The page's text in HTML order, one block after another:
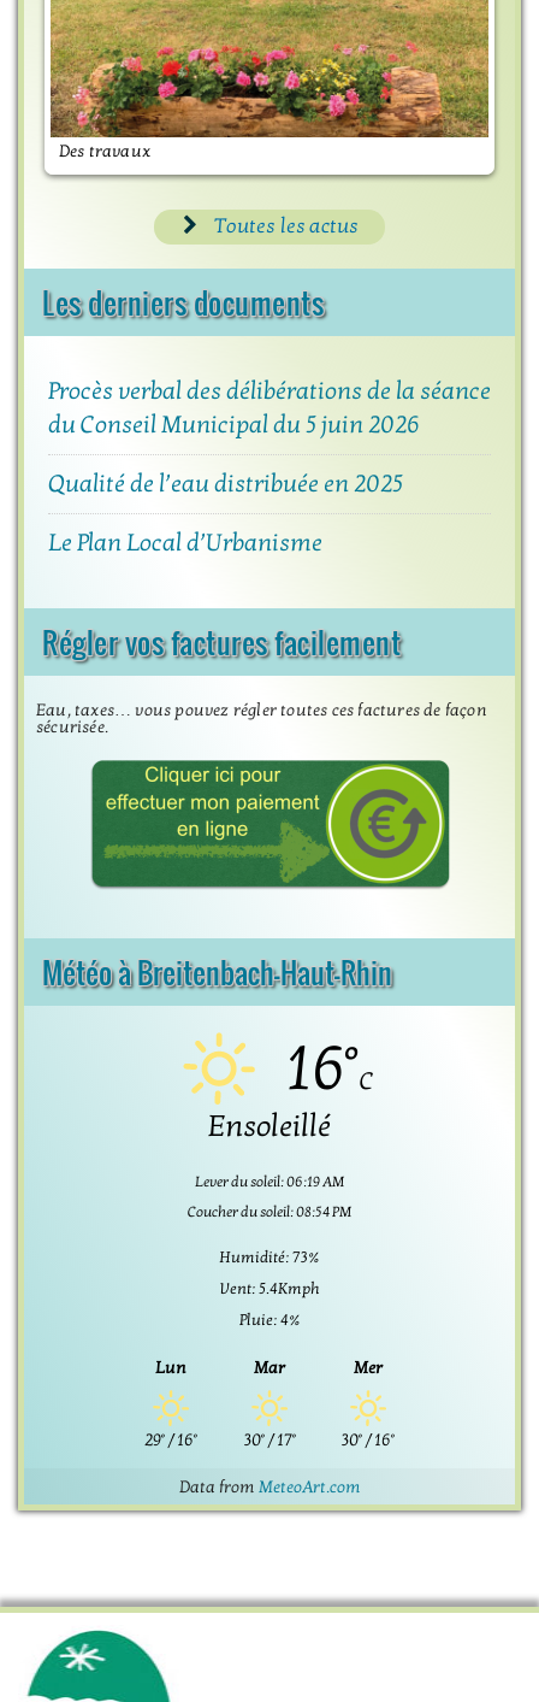
Des travaux
Toutes les actus
Les derniers documents
Procès verbal des délibérations de la séance
du Conseil Municipal du 5 juin 2026
Qualité de l’eau distribuée en 2025
Le Plan Local d’Urbanisme
Régler vos factures facilement
Eau, taxes… vous pouvez régler toutes ces factures de façon
sécurisée.
Météo à Breitenbach-Haut-Rhin
16°C
Ensoleillé
Lever du soleil: 06:19 AM
Coucher du soleil: 08:54 PM
Humidité: 73%
Vent: 5.4Kmph
Pluie: 4%
Lun
29°/16°
Mar
30° / 17°
Mer
30°/16°
Data from MeteoArt.com